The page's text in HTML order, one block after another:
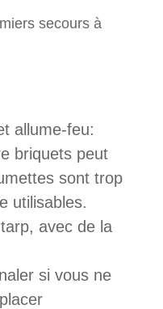
secours à
allume-feu:
briquets peut
sont trop
utilisables.
avec de la
si vous ne